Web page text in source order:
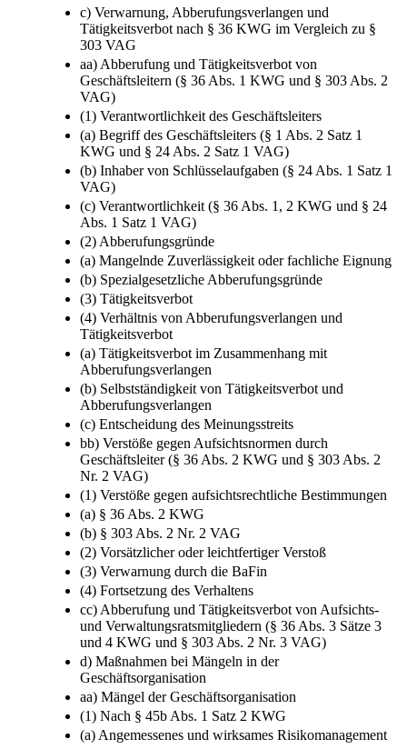
(2) Anordnung der Abwicklung erlaubter Geschäfte
nach § 38 Abs. 1 Satz 1 KWG
c) Verwarnung, Abberufungsverlangen und
Tätigkeitsverbot nach § 36 KWG im Vergleich zu §
303 VAG
aa) Abberufung und Tätigkeitsverbot von
Geschäftsleitern (§ 36 Abs. 1 KWG und § 303 Abs. 2
VAG)
(1) Verantwortlichkeit des Geschäftsleiters
(a) Begriff des Geschäftsleiters (§ 1 Abs. 2 Satz 1
KWG und § 24 Abs. 2 Satz 1 VAG)
(b) Inhaber von Schlüsselaufgaben (§ 24 Abs. 1 Satz 1
VAG)
(c) Verantwortlichkeit (§ 36 Abs. 1, 2 KWG und § 24
Abs. 1 Satz 1 VAG)
(2) Abberufungsgründe
(a) Mangelnde Zuverlässigkeit oder fachliche Eignung
(b) Spezialgesetzliche Abberufungsgründe
(3) Tätigkeitsverbot
(4) Verhältnis von Abberufungsverlangen und
Tätigkeitsverbot
(a) Tätigkeitsverbot im Zusammenhang mit
Abberufungsverlangen
(b) Selbstständigkeit von Tätigkeitsverbot und
Abberufungsverlangen
(c) Entscheidung des Meinungsstreits
bb) Verstöße gegen Aufsichtsnormen durch
Geschäftsleiter (§ 36 Abs. 2 KWG und § 303 Abs. 2
Nr. 2 VAG)
(1) Verstöße gegen aufsichtsrechtliche Bestimmungen
(a) § 36 Abs. 2 KWG
(b) § 303 Abs. 2 Nr. 2 VAG
(2) Vorsätzlicher oder leichtfertiger Verstoß
(3) Verwarnung durch die BaFin
(4) Fortsetzung des Verhaltens
cc) Abberufung und Tätigkeitsverbot von Aufsichts-
und Verwaltungsratsmitgliedern (§ 36 Abs. 3 Sätze 3
und 4 KWG und § 303 Abs. 2 Nr. 3 VAG)
d) Maßnahmen bei Mängeln in der
Geschäftsorganisation
aa) Mängel der Geschäftsorganisation